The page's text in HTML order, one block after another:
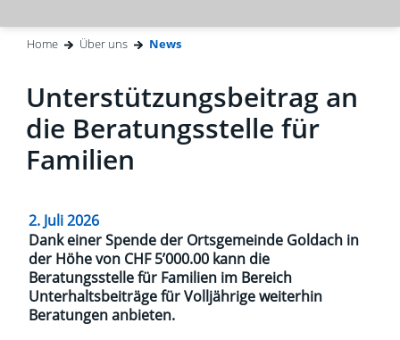
Home Über uns News
Inhalt
Unterstützungsbeitrag an
die Beratungsstelle für
Familien
2. Juli 2026
Dank einer Spende der Ortsgemeinde Goldach in
der Höhe von CHF 5’000.00 kann die
Beratungsstelle für Familien im Bereich
Unterhaltsbeiträge für Volljährige weiterhin
Beratungen anbieten.